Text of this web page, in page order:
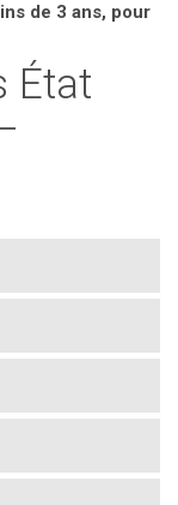
de 3 ans, pour
État